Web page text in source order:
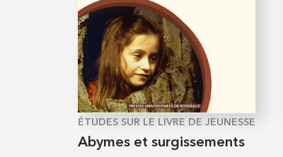
ÉTUDES SUR LE LIVRE DE JEUNESSE
Abymes et surgissements